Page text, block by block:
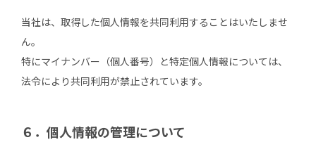
当社は、取得した個人情報を共同利用することはいたしませ
ん。
特にマイナンバー（個人番号）と特定個人情報については、
法令により共同利用が禁止されています。
６．個人情報の管理について